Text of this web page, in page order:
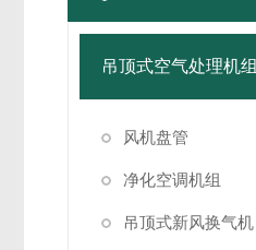
吊顶式空气处理机组
风机盘管
净化空调机组
吊顶式新风换气机